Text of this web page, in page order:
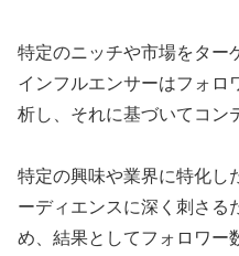
特定のニッチや市場をター
インフルエンサーはフォロ
析し、それに基づいてコン
特定の興味や業界に特化し
ーディエンスに深く刺さる
め、結果としてフォロワー